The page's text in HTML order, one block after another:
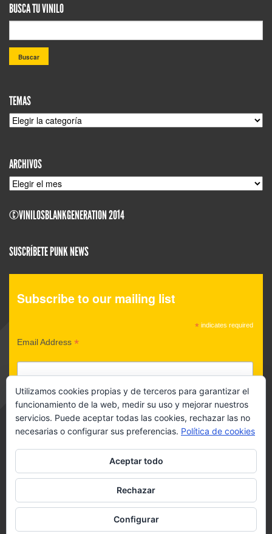
BUSCA TU VINILO
TEMAS
TEMAS
ARCHIVOS
ARCHIVOS
©VINILOSBLANKGENERATION 2014
SUSCRÍBETE PUNK NEWS
Subscribe to our mailing list
* indicates required
Email Address *
POLÍTICA DE PRIVACIDAD
Acepto política de privacidad
Utilizamos cookies propias y de terceros para garantizar el
funcionamiento de la web, medir su uso y mejorar nuestros
servicios. Puede aceptar todas las cookies, rechazar las no
necesarias o configurar sus preferencias. Política de cookies
Aceptar todo
Rechazar
Configurar